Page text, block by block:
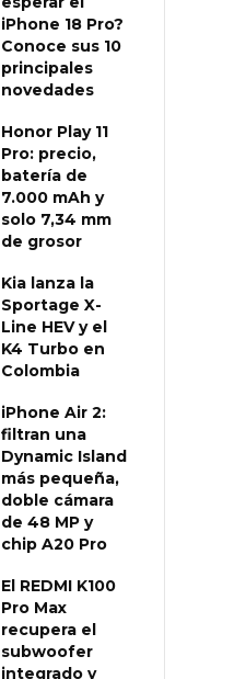
iPhone 18 Pro?
Conoce sus 10
principales
novedades
Honor Play 11
Pro: precio,
batería de
7.000 mAh y
solo 7,34 mm
de grosor
Kia lanza la
Sportage X-
Line HEV y el
K4 Turbo en
Colombia
iPhone Air 2:
filtran una
Dynamic Island
más pequeña,
doble cámara
de 48 MP y
chip A20 Pro
El REDMI K100
Pro Max
recupera el
subwoofer
integrado y